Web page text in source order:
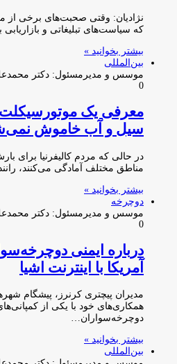
نژادیان: وقتی صحبت‌های برخی از
که سیاست‌های تبلیغاتی و
بیشتر بخوانید »
بین‌المللی
موسس و مدیرمسئول: دکتر
0
معرفی یک موتورسیکلت
سیل و آب خاموش
در حالی که مردم کالیفرنیا برای
مناطق مختلف آمادگی می‌کنند،
بیشتر بخوانید »
دوچرخه
موسس و مدیرمسئول: دکتر
0
درباره ایمنی
آمریکا با اینترنت اشیا
مدیران پیچتری کرنرز، پیشگام
همکاری‌های خود با یکی از
دوچرخه‌سواران…
بیشتر بخوانید »
بین‌المللی